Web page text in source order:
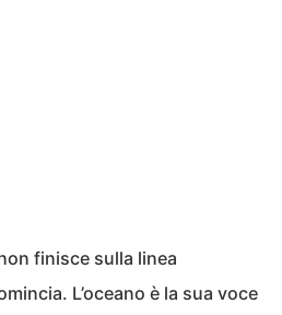
finisce sulla linea
L’oceano è la sua voce